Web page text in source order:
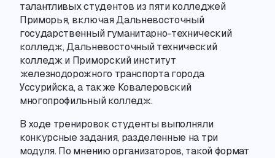
талантливых студентов из пяти колледжей
Приморья, включая Дальневосточный
государственный гуманитарно-технический
колледж,Дальневосточный технический
колледж и Приморский институт
железнодорожного транспорта города
Уссурийска,а также Ковалеровский
многопрофильный колледж.
В ходе тренировок студенты выполняли
конкурсные задания, разделенные на три
модуля. По мнению организаторов, такой формат